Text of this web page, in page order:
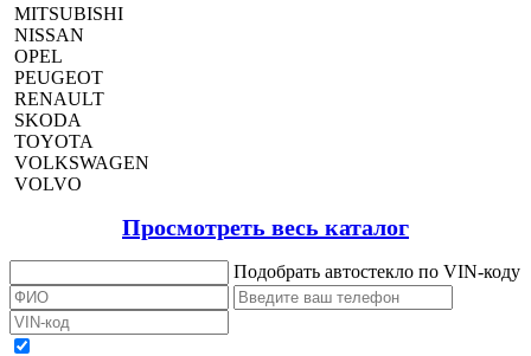
MITSUBISHI
NISSAN
OPEL
PEUGEOT
RENAULT
SKODA
TOYOTA
VOLKSWAGEN
VOLVO
Просмотреть весь каталог
Подобрать автостекло по VIN-коду